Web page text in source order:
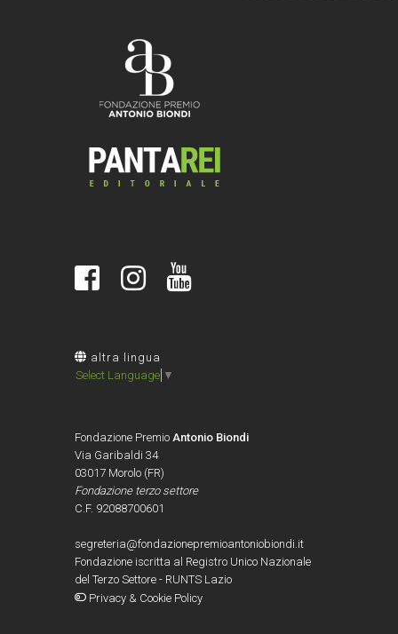
altra lingua
Select Language ▼
Fondazione Premio Antonio Biondi
Via Garibaldi 34
03017 Morolo (FR)
Fondazione terzo settore
C.F. 92088700601
segreteria@fondazionepremioantoniobiondi.it
Fondazione iscritta al Registro Unico Nazionale
del Terzo Settore - RUNTS Lazio
Privacy & Cookie Policy